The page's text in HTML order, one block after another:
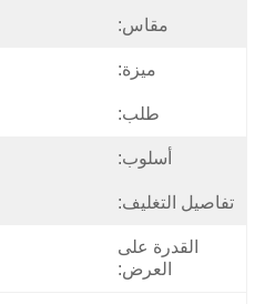
مقاس:
ميزة:
طلب:
أسلوب:
تفاصيل التغليف:
القدرة على
العرض: